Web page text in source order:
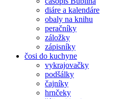
diáre a kalendáre
obaly na knihu
peračníky
záložky
zápisníky
čosi do kuchyne
vykrajovačky
podšálky
čajníky
hrnčeky